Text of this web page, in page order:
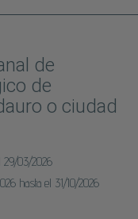
de
de
o ciudad
29/03/2026
el 31/10/2026